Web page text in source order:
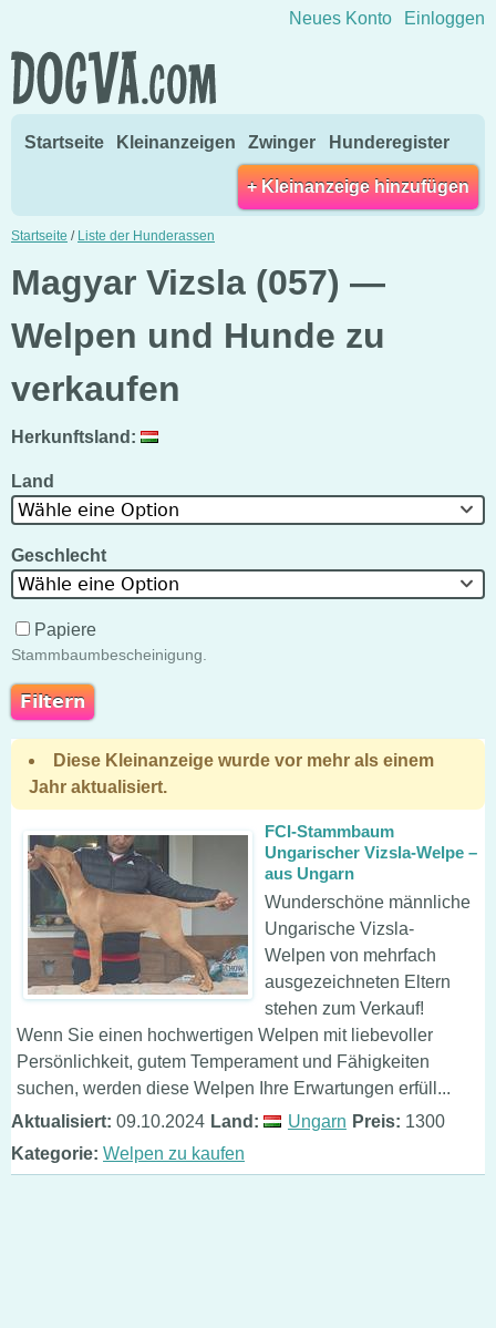
Direkt zum Inhalt wechseln
Neues Konto Einloggen
Startseite Kleinanzeigen Zwinger Hunderegister
+ Kleinanzeige hinzufügen
Startseite / Liste der Hunderassen
Magyar Vizsla (057) —
Welpen und Hunde zu
verkaufen
Herkunftsland:
Land
Wähle eine Option
Geschlecht
Wähle eine Option
Papiere
Stammbaumbescheinigung.
Diese Kleinanzeige wurde vor mehr als einem
Jahr aktualisiert.
FCI-Stammbaum
Ungarischer Vizsla-Welpe –
aus Ungarn
Wunderschöne männliche
Ungarische Vizsla-
Welpen von mehrfach
ausgezeichneten Eltern
stehen zum Verkauf!
Wenn Sie einen hochwertigen Welpen mit liebevoller
Persönlichkeit, gutem Temperament und Fähigkeiten
suchen, werden diese Welpen Ihre Erwartungen erfüll...
Aktualisiert: 09.10.2024 Land: Ungarn Preis: 1300
Kategorie: Welpen zu kaufen